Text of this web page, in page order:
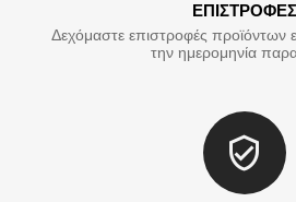
ΕΠΙΣΤΡΟΦΕΣ
Δεχόμαστε επιστροφές
την ημερομηνία